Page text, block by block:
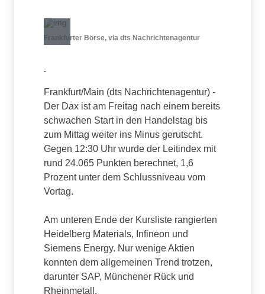
Frankfurter Börse, via dts Nachrichtenagentur
.
Frankfurt/Main (dts Nachrichtenagentur) -
Der Dax ist am Freitag nach einem bereits
schwachen Start in den Handelstag bis
zum Mittag weiter ins Minus gerutscht.
Gegen 12:30 Uhr wurde der Leitindex mit
rund 24.065 Punkten berechnet, 1,6
Prozent unter dem Schlussniveau vom
Vortag.
Am unteren Ende der Kursliste rangierten
Heidelberg Materials, Infineon und
Siemens Energy. Nur wenige Aktien
konnten dem allgemeinen Trend trotzen,
darunter SAP, Münchener Rück und
Rheinmetall.